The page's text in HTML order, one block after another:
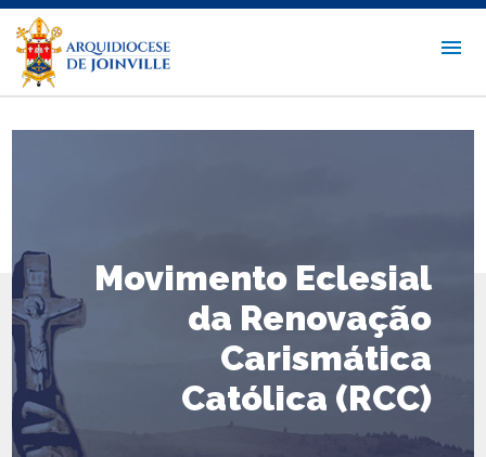
Movimento Eclesial
da Renovação
Carismática
Católica (RCC)